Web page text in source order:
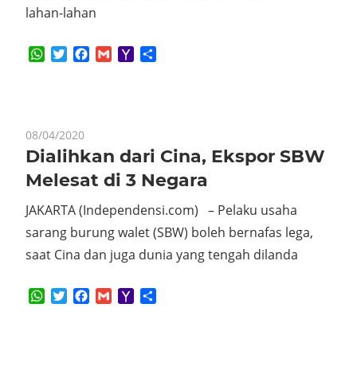
lahan-lahan
WhatsApp
TwitterFacebook
GmailYahoo
08/04/2020
Dialihkan dari Cina, Ekspor SBW
Melesat di 3 Negara
JAKARTA (Independensi.com) – Pelaku usaha
sarang burung walet (SBW) boleh bernafas lega,
saat Cina dan juga dunia yang tengah dilanda
WhatsApp
TwitterFacebook
GmailYahoo